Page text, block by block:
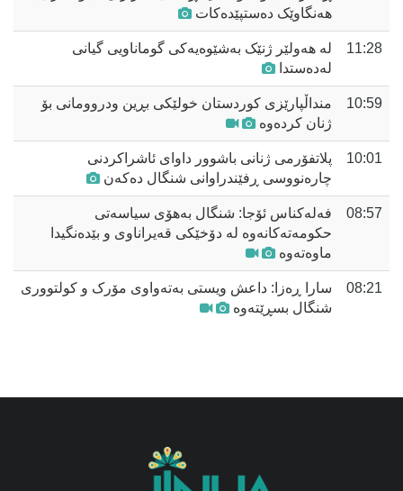
هەنگاوێک دەستپێدەکات
11:28
لە هەولێر ژنێک بەشێوەیەکی گوماناویی گیانی
لەدەستدا
10:59
منداڵپارێزى کوردستان خولێکى بڕین ودروومانى بۆ
ژنان کردەوە
10:01
پلاتفۆرمی ژنانی باشوور داوای ئاشراکردنی
چارەنووسی ڕفێندراوانی شنگال دەکەن
08:57
فەلەکناس ئۆجا: شنگال بەهۆی سیاسەتی
حکومەتەکانەوە لە دۆخێکی قەیراناوی و بێدەنگیدا
ماوەتەوە
08:21
سارا ڕەزا: داعش ویستی بەتەواوی مۆرک و کولتووری
شنگال بسڕێتەوە